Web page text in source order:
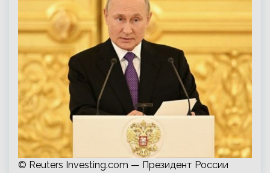
© Reuters Investing.com — Президент России